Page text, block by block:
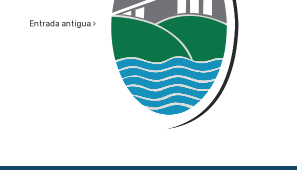
Entrada antigua